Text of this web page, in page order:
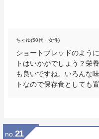
ちゃゆ(50代・女性)
ショートブレッドのよう
トはいかがでしょう？栄
も良いですね。いろんな
トなので保存食としても
no. 21